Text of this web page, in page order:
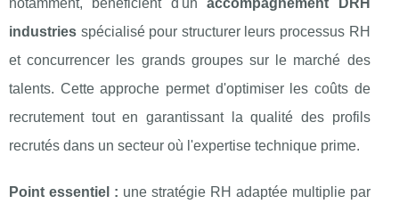
notamment, bénéficient d'unaccompagnement DRH
industries spécialisé pour structurer leurs processus RH
et concurrencer les grands groupes sur le marché des
talents. Cette approche permet d'optimiser les coûts de
recrutement tout en garantissant la qualité des profils
recrutés dans un secteur où l'expertise technique prime.
Point essentiel : une stratégie RH adaptée multiplie par